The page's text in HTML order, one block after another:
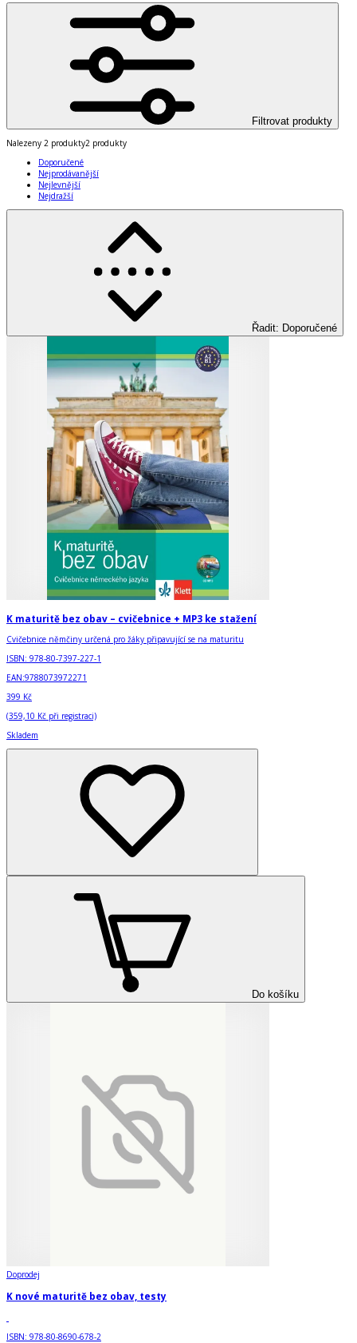
Filtrovat produkty
Nalezeny 2 produkty2 produkty
Doporučené
Nejprodávanější
Nejlevnější
Nejdražší
Řadit: Doporučené
K maturitě bez obav – cvičebnice + MP3 ke stažení
Cvičebnice němčiny určená pro žáky připavující se na maturitu
ISBN: 978-80-7397-227-1
EAN:9788073972271
399 Kč
(359,10 Kč při registraci)
Skladem
Do košíku
Doprodej
K nové maturitě bez obav, testy
ISBN: 978-80-8690-678-2